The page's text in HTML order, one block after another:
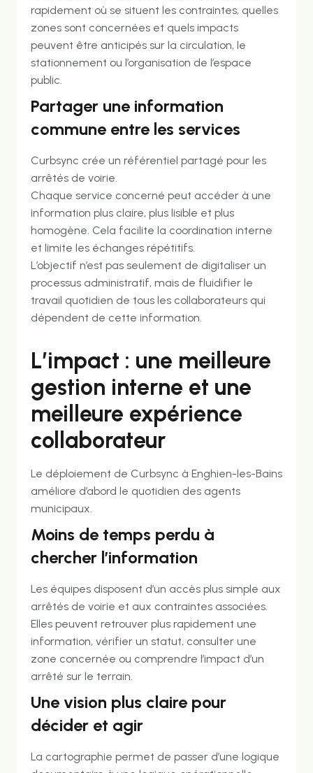
rapidement où se situent les contraintes, quelles
zones sont concernées et quels impacts
peuvent être anticipés sur la circulation, le
stationnement ou l’organisation de l’espace
public.
Partager une information
commune entre les services
Curbsync crée un référentiel partagé pour les
arrêtés de voirie.
Chaque service concerné peut accéder à une
information plus claire, plus lisible et plus
homogène. Cela facilite la coordination interne
et limite les échanges répétitifs.
L’objectif n’est pas seulement de digitaliser un
processus administratif, mais de fluidifier le
travail quotidien de tous les collaborateurs qui
dépendent de cette information.
L’impact : une meilleure
gestion interne et une
meilleure expérience
collaborateur
Le déploiement de Curbsync à Enghien-les-Bains
améliore d’abord le quotidien des agents
municipaux.
Moins de temps perdu à
chercher l’information
Les équipes disposent d’un accès plus simple aux
arrêtés de voirie et aux contraintes associées.
Elles peuvent retrouver plus rapidement une
information, vérifier un statut, consulter une
zone concernée ou comprendre l’impact d’un
arrêté sur le terrain.
Une vision plus claire pour
décider et agir
La cartographie permet de passer d’une logique